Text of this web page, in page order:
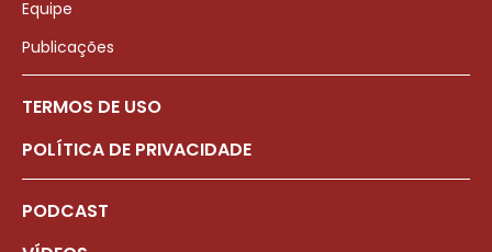
Equipe
Publicações
TERMOS DE USO
POLÍTICA DE PRIVACIDADE
PODCAST